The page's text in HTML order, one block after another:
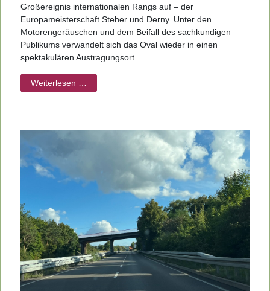
Großereignis internationalen Rangs auf – der
Europameisterschaft Steher und Derny. Unter den
Motorengeräuschen und dem Beifall des sachkundigen
Publikums verwandelt sich das Oval wieder in einen
spektakulären Austragungsort.
Weiterlesen …